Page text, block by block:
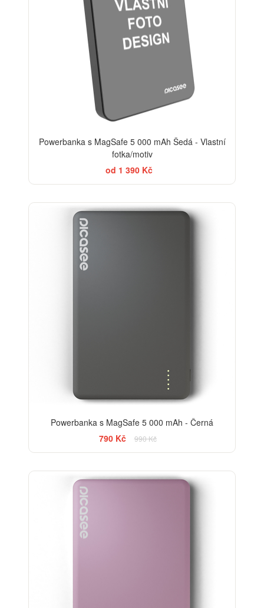
Powerbanka s MagSafe 5 000 mAh Šedá - Vlastní
fotka/motiv
od 1 390 Kč
Powerbanka s MagSafe 5 000 mAh - Černá
790 Kč
990 Kč